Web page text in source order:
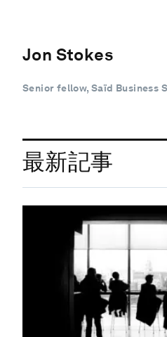
Jon Stokes
Senior fellow, Saïd Business
最新記事